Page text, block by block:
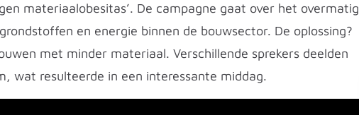
materiaalobesitas’. De campagne gaat over het overmatig
en energie binnen de bouwsector. De oplossing?
met minder materiaal. Verschillende sprekers deelden
wat resulteerde in een interessante middag.